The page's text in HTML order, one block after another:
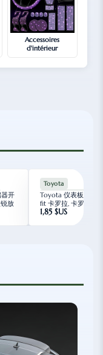
Accessoires
d'intérieur
开
放
Toyota
Livraison en 3j
Toyota 仪表板保险丝
fit 卡罗拉, 卡罗拉锐
雷凌
1,85 $US